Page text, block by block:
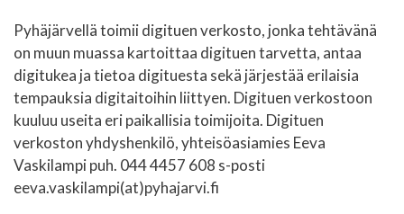
Pyhäjärvellä toimii digituen verkosto, jonka tehtävänä
on muun muassa kartoittaa digituen tarvetta, antaa
digitukea ja tietoa digituesta sekä järjestää erilaisia
tempauksia digitaitoihin liittyen. Digituen verkostoon
kuuluu useita eri paikallisia toimijoita. Digituen
verkoston yhdyshenkilö, yhteisöasiamies Eeva
Vaskilampi puh. 044 4457 608 s-posti
eeva.vaskilampi(at)pyhajarvi.fi